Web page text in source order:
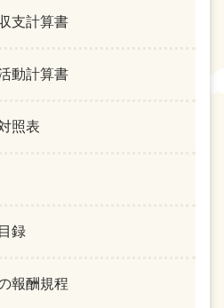
支計算書
動計算書
照表
録
報酬規程